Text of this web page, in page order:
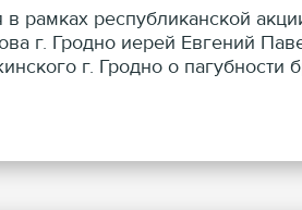
в рамках республиканской
г. Гродно иерей Евгений
г. Гродно о пагубности